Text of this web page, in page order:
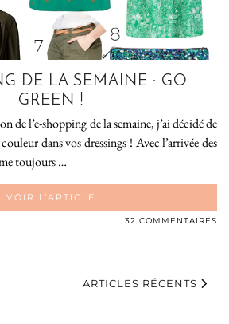
DE LA SEMAINE : GO
GREEN !
de l’e-shopping de la semaine, j’ai décidé de
dans vos dressings ! Avec l’arrivée des
toujours …
VOIR L’ARTICLE
32 COMMENTAIRES
ARTICLES RÉCENTS